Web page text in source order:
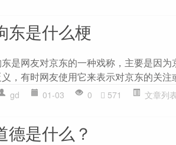
东是什么梗
是网友对京东的一种戏称，主要是因
，有时网友使用它来表示对京东的关
gd 01-03 0 571 文章列
德是什么？